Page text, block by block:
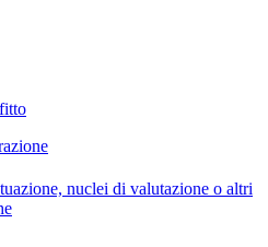
nuclei di valutazione o altri